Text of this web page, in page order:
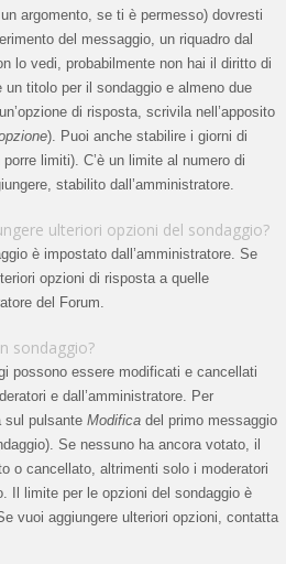
argomento, se ti è permesso) dovresti
del messaggio, un riquadro dal
lo vedi, probabilmente non hai il diritto di
titolo per il sondaggio e almeno due
di risposta, scrivila nell’apposito
). Puoi anche stabilire i giorni di
limiti). C’è un limite al numero di
stabilito dall’amministratore.
ulteriori opzioni del sondaggio?
è impostato dall’amministratore. Se
opzioni di risposta a quelle
del Forum.
sondaggio?
possono essere modificati e cancellati
e dall’amministratore. Per
sul pulsante Modifica del primo messaggio
Se nessuno ha ancora votato, il
o cancellato, altrimenti solo i moderatori
Il limite per le opzioni del sondaggio è
vuoi aggiungere ulteriori opzioni, contatta